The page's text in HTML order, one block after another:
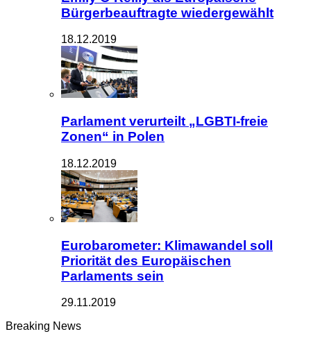
Bürgerbeauftragte wiedergewählt
18.12.2019
Parlament verurteilt „LGBTI-freie
Zonen“ in Polen
18.12.2019
Eurobarometer: Klimawandel soll
Priorität des Europäischen
Parlaments sein
29.11.2019
Breaking News